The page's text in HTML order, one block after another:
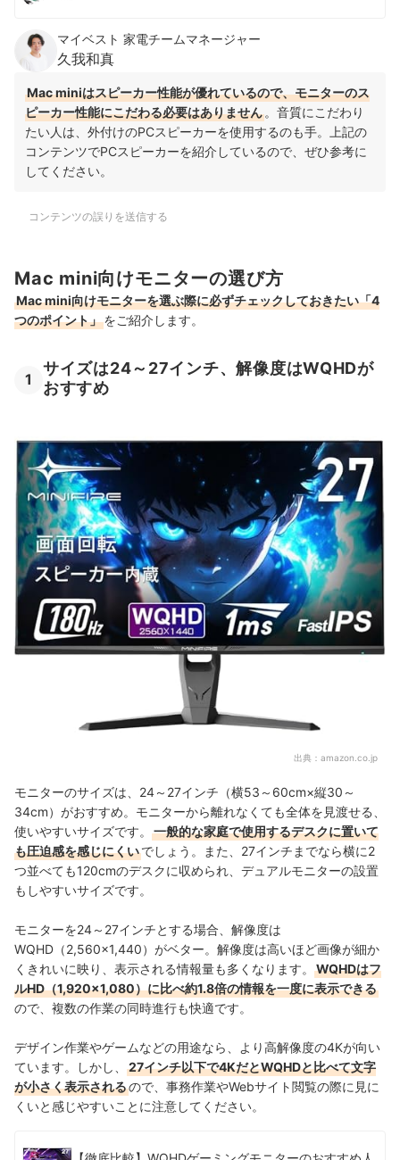
マイベスト 家電チームマネージャー
久我和真
Mac miniはスピーカー性能が優れているので、モニターのス
ピーカー性能にこだわる必要はありません 。音質にこだわり
たい人は、外付けのPCスピーカーを使用するのも手。上記の
コンテンツでPCスピーカーを紹介しているので、ぜひ参考に
してください。
コンテンツの誤りを送信する
Mac mini向けモニターの選び方
Mac mini向けモニターを選ぶ際に必ずチェックしておきたい「4
つのポイント」をご紹介します。
1
サイズは24～27インチ、解像度はWQHDが
おすすめ
出典： amazon.co.jp
モニターのサイズは、24～27インチ（横53～60cm×縦30～
34cm）がおすすめ。モニターから離れなくても全体を見渡せる、
使いやすいサイズです。
一般的な家庭で使用するデスクに置いて
も圧迫感を感じにくいでしょう。また、27インチまでなら横に2
つ並べても120cmのデスクに収められ、デュアルモニターの設置
もしやすいサイズです。
モニターを24～27インチとする場合、解像度は
WQHD（2,560×1,440）がベター。解像度は高いほど画像が細か
くきれいに映り、表示される情報量も多くなります。
WQHDはフ
ルHD（1,920×1,080）に比べ約1.8倍の情報を一度に表示できる
ので、複数の作業の同時進行も快適です。
デザイン作業やゲームなどの用途なら、より高解像度の4Kが向い
ています。しかし、
27インチ以下で4KだとWQHDと比べて文字
が小さく表示されるので、事務作業やWebサイト閲覧の際に見に
くいと感じやすいことに注意してください。